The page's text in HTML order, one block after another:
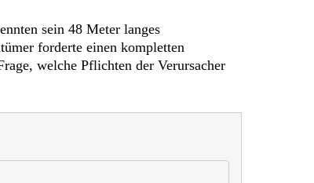
sein 48 Meter langes
forderte einen kompletten
welche Pflichten der Verursacher